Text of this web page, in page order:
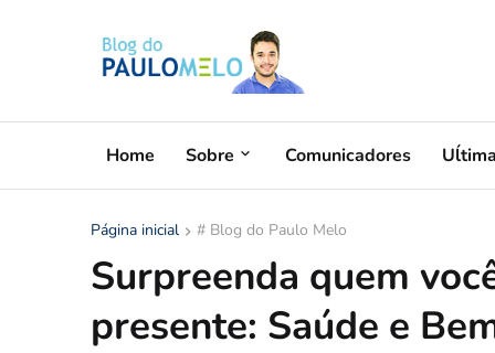
Home Sobre Comunicadores
Página inicial # Blog do Paulo Melo
Surpreenda quem
presente: Saúde e